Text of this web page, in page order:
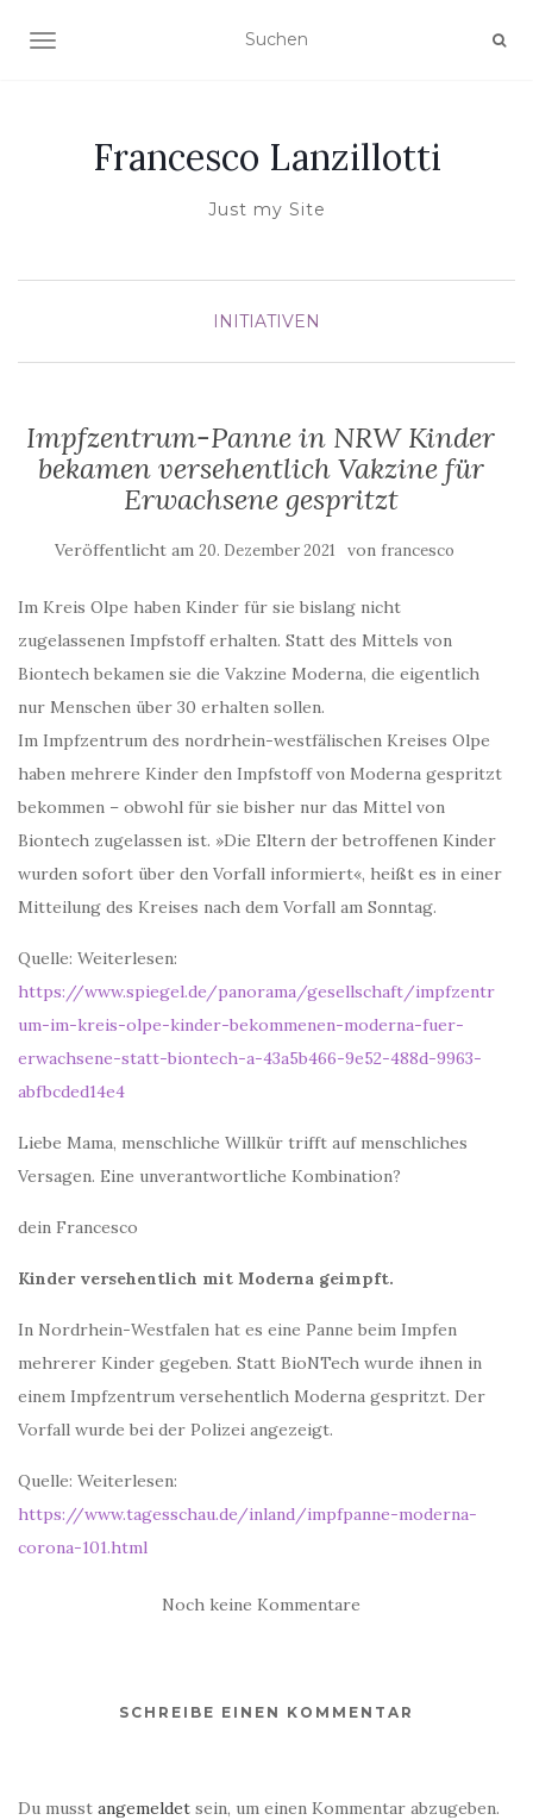
NAVIGATION UMSCHALTEN
Francesco Lanzillotti
Just my Site
INITIATIVEN
Impfzentrum-Panne in NRW Kinder
bekamen versehentlich Vakzine für
Erwachsene gespritzt
Veröffentlicht am 20. Dezember 2021 von francesco
Im Kreis Olpe haben Kinder für sie bislang nicht
zugelassenen Impfstoff erhalten. Statt des Mittels von
Biontech bekamen sie die Vakzine Moderna, die eigentlich
nur Menschen über 30 erhalten sollen.
Im Impfzentrum des nordrhein-westfälischen Kreises Olpe
haben mehrere Kinder den Impfstoff von Moderna gespritzt
bekommen – obwohl für sie bisher nur das Mittel von
Biontech zugelassen ist. »Die Eltern der betroffenen Kinder
wurden sofort über den Vorfall informiert«, heißt es in einer
Mitteilung des Kreises nach dem Vorfall am Sonntag.
Quelle: Weiterlesen:
https://www.spiegel.de/panorama/gesellschaft/impfzentr
um-im-kreis-olpe-kinder-bekommenen-moderna-fuer-
erwachsene-statt-biontech-a-43a5b466-9e52-488d-9963-
abfbcded14e4
Liebe Mama, menschliche Willkür trifft auf menschliches
Versagen. Eine unverantwortliche Kombination?
dein Francesco
Kinder versehentlich mit Moderna geimpft.
In Nordrhein-Westfalen hat es eine Panne beim Impfen
mehrerer Kinder gegeben. Statt BioNTech wurde ihnen in
einem Impfzentrum versehentlich Moderna gespritzt. Der
Vorfall wurde bei der Polizei angezeigt.
Quelle: Weiterlesen:
https://www.tagesschau.de/inland/impfpanne-moderna-
corona-101.html
Noch keine Kommentare
SCHREIBE EINEN KOMMENTAR
Du musst angemeldet sein, um einen Kommentar abzugeben.